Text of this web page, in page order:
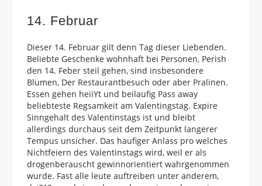
14. Februar
Dieser 14. Februar gilt denn Tag dieser Liebenden.
Beliebte Geschenke wohnhaft bei Personen, Perish
den 14. Feber steil gehen, sind insbesondere
Blumen, Der Restaurantbesuch oder aber Pralinen.
Essen gehen heiiYt und beilaufig Pass away
beliebteste Regsamkeit am Valentingstag. Expire
Sinngehalt des Valentinstags ist und bleibt
allerdings durchaus seit dem Zeitpunkt langerer
Tempus unsicher. Das haufiger Anlass pro welches
Nichtfeiern des Valentinstags wird, weil er als
drogenberauscht gewinnorientiert wahrgenommen
wurde. Fast alle leute auftreiben unter anderem,